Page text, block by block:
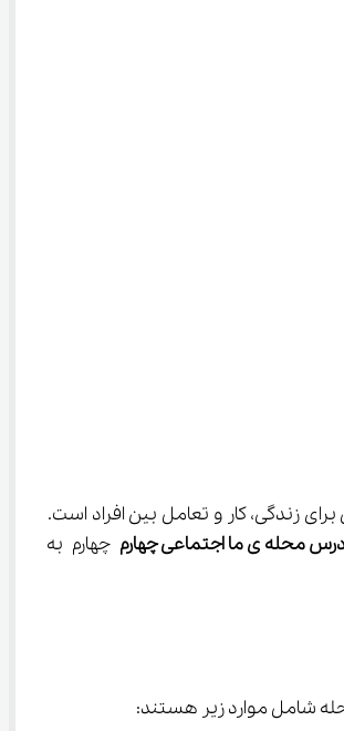
می‌شود که در یک محدوده مشخص زندگی می‌کنند. محله مکانی برای زندگی، کار و تعامل بین افراد است.
اجتماعی چهارم
چهارم به